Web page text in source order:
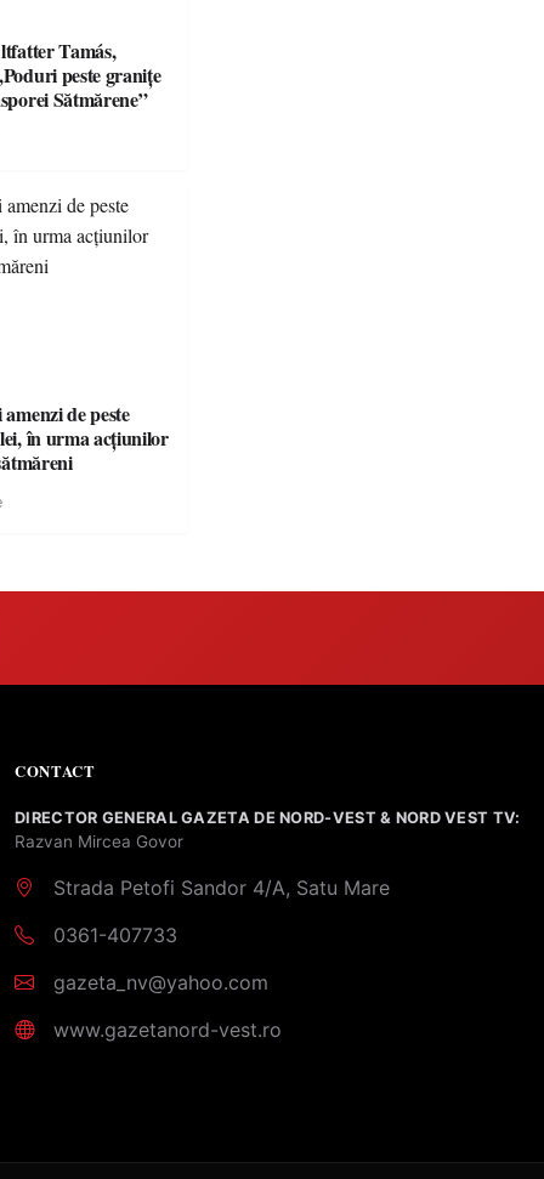
Tamás,
peste granițe
Sătmărene”
de peste
lei, în urma acțiunilor
CONTACT
DIRECTOR GENERAL GAZETA DE NORD-VEST & NORD VEST TV:
Razvan Mircea Govor
Strada Petofi Sandor 4/A, Satu Mare
0361-407733
gazeta_nv@yahoo.com
www.gazetanord-vest.ro